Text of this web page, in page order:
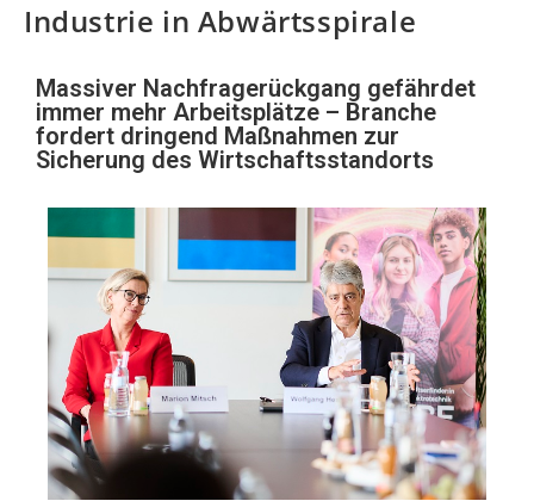
Industrie in Abwärtsspirale
Massiver Nachfragerückgang gefährdet
immer mehr Arbeitsplätze – Branche
fordert dringend Maßnahmen zur
Sicherung des Wirtschaftsstandorts